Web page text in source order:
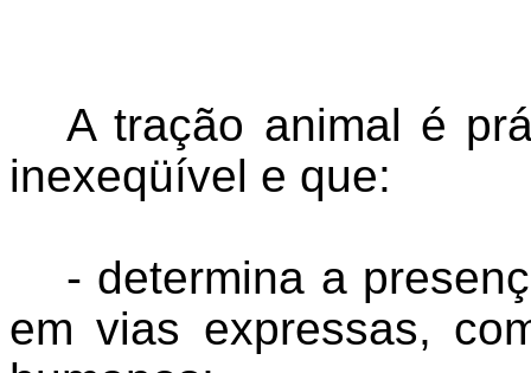
A tração animal é
inexeqüível e que:
- determina a
em vias expressas,